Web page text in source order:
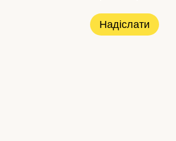
Надіслати